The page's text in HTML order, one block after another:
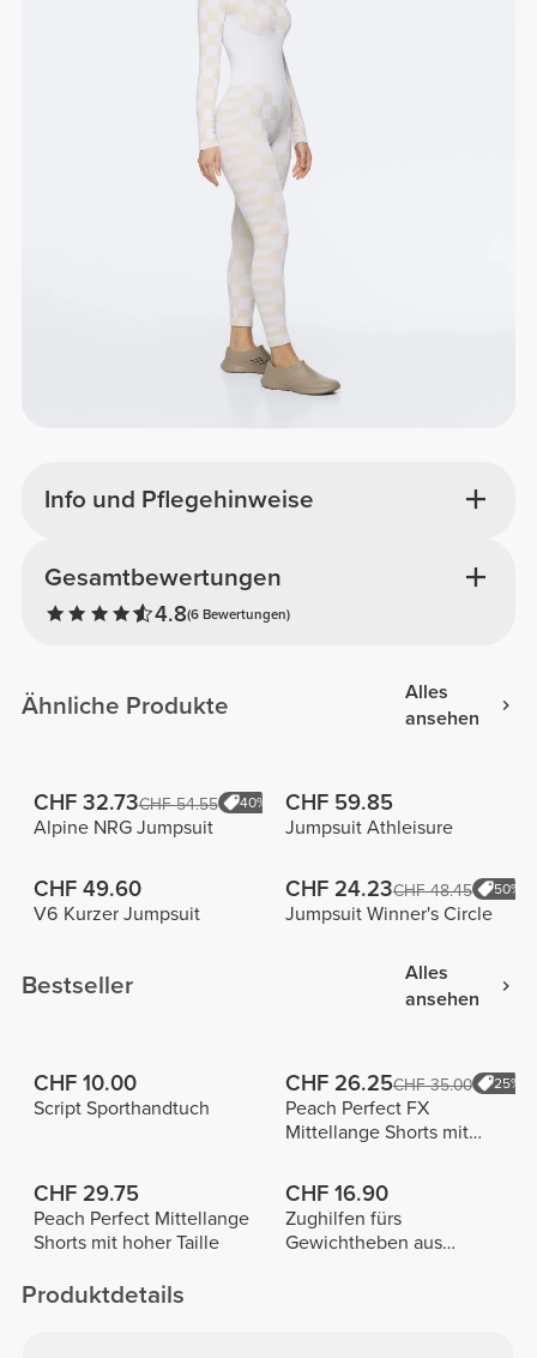
Info und Pflegehinweise
Gesamtbewertungen
4.8(6 Bewertungen)
Ähnliche Produkte
Alles
ansehen
CHF 32.73CHF 54.55 40%
Alpine NRG Jumpsuit
CHF 59.85
Jumpsuit Athleisure
CHF 49.60
V6 Kurzer Jumpsuit
CHF 24.23CHF 48.45 50%
Jumpsuit Winner's Circle
Bestseller
Alles
ansehen
CHF 10.00
Script Sporthandtuch
CHF 26.25CHF 35.00 25%
Peach Perfect FX
Mittellange Shorts mit
CHF 29.75
Peach Perfect Mittellange
Shorts mit hoher Taille
CHF 16.90
Zughilfen fürs
Gewichtheben aus
Produktdetails